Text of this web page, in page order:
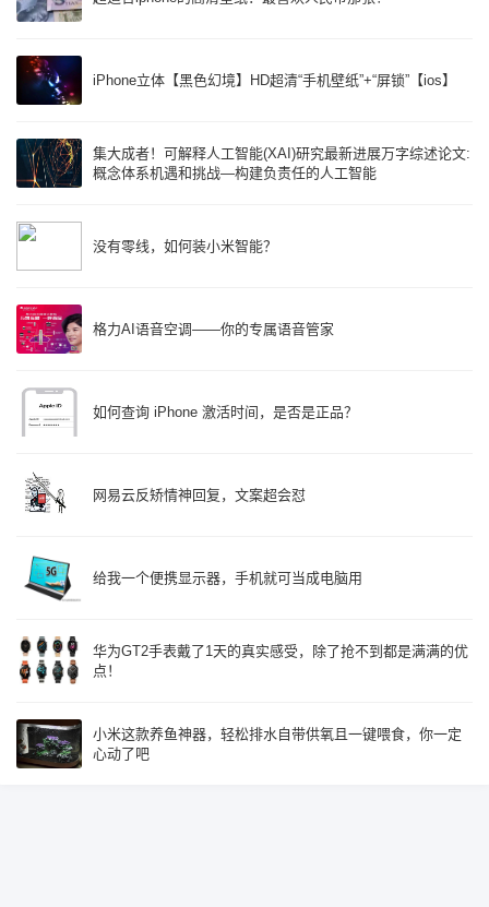
iPhone立体【黑色幻境】HD超清“手机壁纸”+“屏锁”【ios】
集大成者！可解释人工智能(XAI)研究最新进展万字综述论文:
概念体系机遇和挑战—构建负责任的人工智能
没有零线，如何装小米智能？
格力AI语音空调——你的专属语音管家
如何查询 iPhone 激活时间，是否是正品？
网易云反矫情神回复，文案超会怼
给我一个便携显示器，手机就可当成电脑用
华为GT2手表戴了1天的真实感受，除了抢不到都是满满的优
点！
小米这款养鱼神器，轻松排水自带供氧且一键喂食，你一定
心动了吧